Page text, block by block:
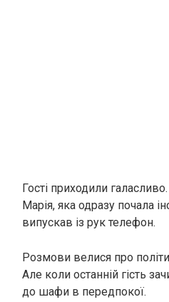
Гості приходили
Марія, яка одразу почала
випускав із рук телефон.
Розмови велися про
Але коли останній гість
до шафи в передпокої.